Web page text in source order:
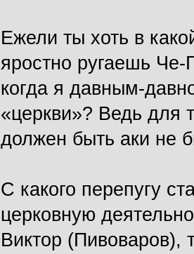
Ежели ты хоть в
яростно ругаешь Че-
когда я давным-
«церкви»? Ведь для
должен быть аки не
С какого перепугу
церковную
Виктор (Пивоваров),